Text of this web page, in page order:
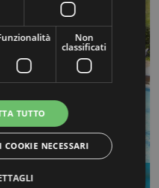
2026
Non
classificati
TUTTO
COOKIE NECESSARI